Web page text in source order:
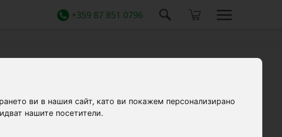
ви в нашия сайт, като ви покажем персонализирано
нашите посетители.
+359 87 851 0796
нагревателен кабел, 5 литра
защита срещу замръзване и поплавък, изработена
пластмаса, с капацитет 5 литра. Оборудвана е с